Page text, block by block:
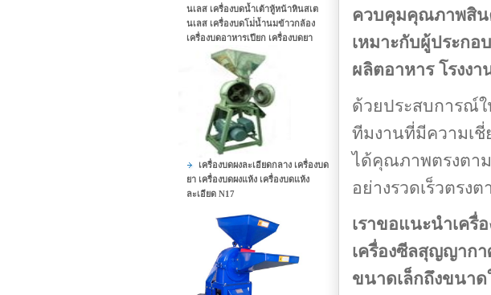
นเลส เครื่องบดน้ำเต้าหู้หน้าหินสเต
นเลส เครื่องบดโม่่น้ำนมข้าวกล้อง
เครื่องบดอาหารเปียก เครื่องบดยา
เครื่องบดผงละเอียดกลาง เครื่องบด
ยา เครื่องบดผงแห้ง เครื่องบดแห้ง
ละเอียด N17
ควบคุมคุณภาพสิน
เหมาะกับผู้ประกอ
ผลิตอาหาร โรงง
ด้วยประสบการณ์ใ
ทีมงานที่มีความเ
ได้คุณภาพตรงตา
อย่างรวดเร็วตรง
เราขอแนะนำเค
เครื่องซีลสุญญาก
ขนาดเล็กถึงขนา